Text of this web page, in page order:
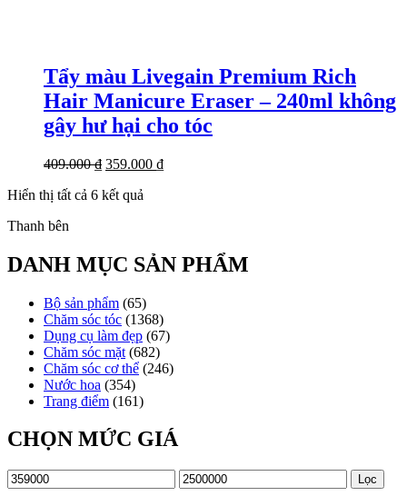
Tẩy màu Livegain Premium Rich
Hair Manicure Eraser – 240ml không
gây hư hại cho tóc
409.000₫ Giá
là:
359.000 ₫Giá
Hiển thị tất cả 6 kết quả
mới
nhất
Thanh bên
DANH MỤC SẢN PHẨM
Bộ sản phẩm (65)
Chăm sóc tóc (1368)
Dụng cụ làm đẹp (67)
Chăm sóc mặt (682)
Chăm sóc cơ thể (246)
Nước hoa (354)
Trang điểm (161)
CHỌN MỨC GIÁ
Giá
Giá
Lọc